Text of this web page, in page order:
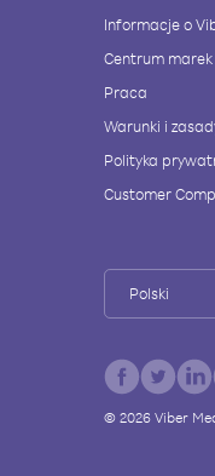
Informacje o
Centrum marek
Praca
Warunki i
Polityka
Customer
Polski
© 2026Viber